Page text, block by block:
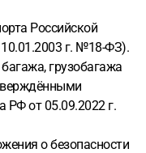
Российской
г. №18-ФЗ).
грузобагажа
РФ от 05.09.2022 г.
о безопасности